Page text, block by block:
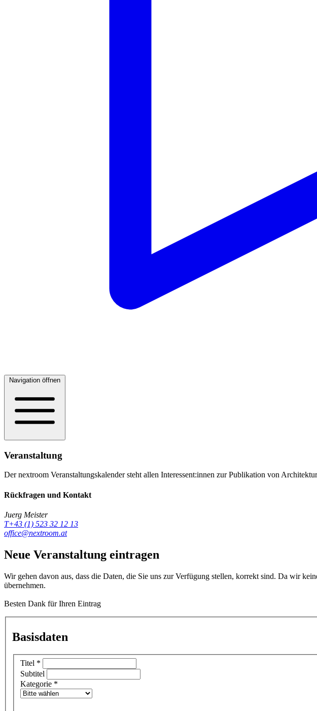
Navigation öffnen
Veranstaltung
Der nextroom Veranstaltungskalender steht allen Interessent:innen zur Publikation von
Rückfragen und Kontakt
Juerg Meister
T+43 (1) 523 32 12 13
office@nextroom.at
Neue Veranstaltung eintragen
Wir gehen davon aus, dass die Daten, die Sie uns zur Verfügung stellen, korrekt sind. Da wir
übernehmen.
Besten Dank für Ihren Eintrag
Basisdaten
Titel *
Subtitel
Kategorie *